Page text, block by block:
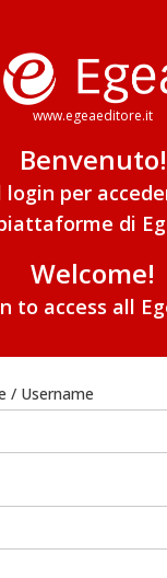
www.egeaeditore.it
Benvenuto!
login per
di
Welcome!
to access all
/ Username